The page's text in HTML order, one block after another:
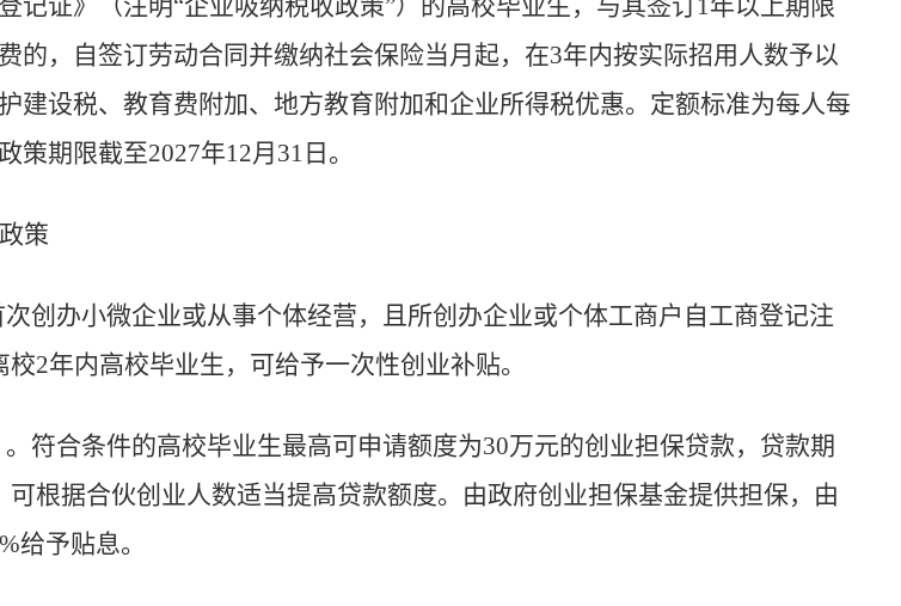
记证》（注明“企业吸纳税收政策”）的高校毕业生，与其签订1年以上期限
的，自签订劳动合同并缴纳社会保险当月起，在3年内按实际招用人数予以
建设税、教育费附加、地方教育附加和企业所得税优惠。定额标准为每人每
策期限截至2027年12月 31 日。
策
次创办小微企业或从事个体经营，且所创办企业或个体工商户自工商登记注
校2年内高校毕业生，可给予一次性创业补贴。
。 符合条件的高校毕业生最高可申请额度为30万元的创业担保贷款，贷款期
可根据合伙创业人数适当提高贷款额度。由政府创业担保基金提供担保，由
给予贴息。